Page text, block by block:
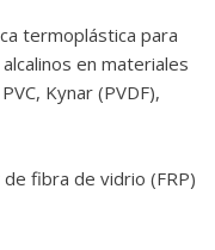
termoplástica para
en materiales
Kynar (PVDF),
fibra de vidrio (FRP)